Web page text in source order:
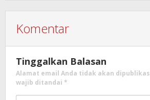
Komentar
Tinggalkan Balasan
Alamat email Anda tidak akan
wajib ditandai *